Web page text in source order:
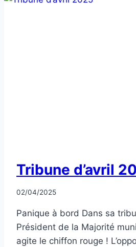
NON
CLASSÉ
Tribune d’avril
Par
02/04/2025
Panique à bord Dans sa
Président de la Majorité
agite le chiffon rouge !